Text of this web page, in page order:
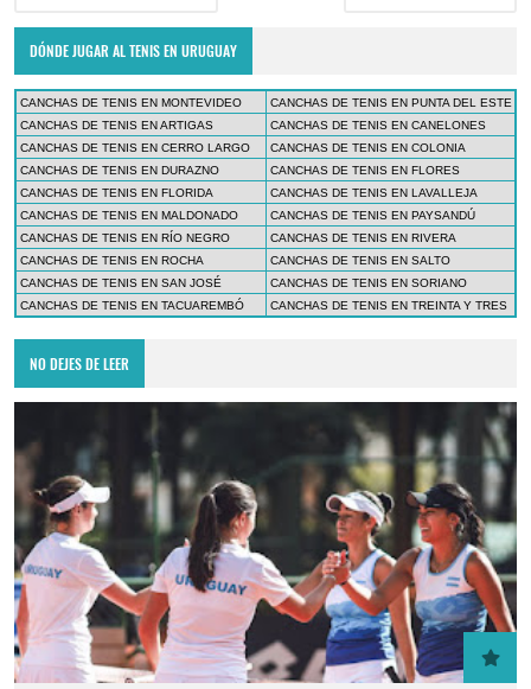
DÓNDE JUGAR AL TENIS EN URUGUAY
CANCHAS DE TENIS EN MONTEVIDEO
CANCHAS DE TENIS EN PUNTA DEL ESTE
CANCHAS DE TENIS EN ARTIGAS
CANCHAS DE TENIS EN CANELONES
CANCHAS DE TENIS EN CERRO LARGO
CANCHAS DE TENIS EN COLONIA
CANCHAS DE TENIS EN DURAZNO
CANCHAS DE TENIS EN FLORES
CANCHAS DE TENIS EN FLORIDA
CANCHAS DE TENIS EN LAVALLEJA
CANCHAS DE TENIS EN MALDONADO
CANCHAS DE TENIS EN PAYSANDÚ
CANCHAS DE TENIS EN RÍO NEGRO
CANCHAS DE TENIS EN RIVERA
CANCHAS DE TENIS EN ROCHA
CANCHAS DE TENIS EN SALTO
CANCHAS DE TENIS EN SAN JOSÉ
CANCHAS DE TENIS EN SORIANO
CANCHAS DE TENIS EN TACUAREMBÓ
CANCHAS DE TENIS EN TREINTA Y TRES
NO DEJES DE LEER